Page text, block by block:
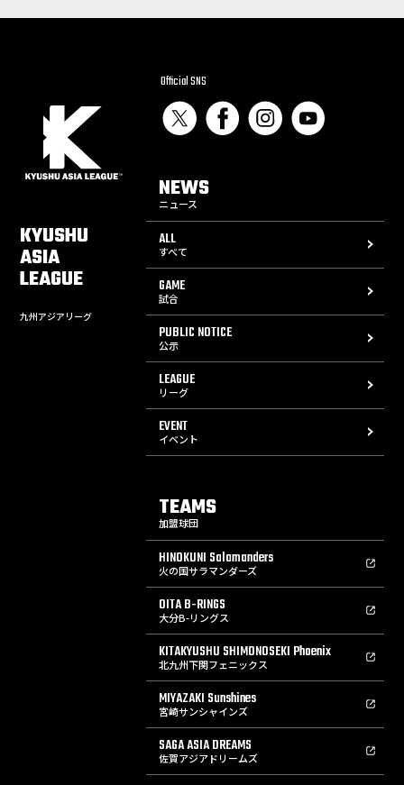
KYUSHU
ASIA
LEAGUE
九州アジアリーグ
Official SNS
NEWS
ニュース
ALL
すべて
GAME
試合
PUBLIC NOTICE
公示
LEAGUE
リーグ
EVENT
イベント
TEAMS
加盟球団
HINOKUNI Salamanders
火の国サラマンダーズ
OITA B-RINGS
大分B-リングス
KITAKYUSHU SHIMONOSEKI Phoenix
北九州下関フェニックス
MIYAZAKI Sunshines
宮崎サンシャインズ
SAGA ASIA DREAMS
佐賀アジアドリームズ